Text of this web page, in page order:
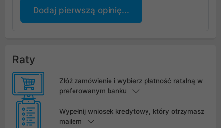
Dodaj pierwszą opinię...
Raty
Złóż zamówienie i wybierz płatność ratalną w
preferowanym banku
Wypełnij wniosek kredytowy, który otrzymasz
mailem